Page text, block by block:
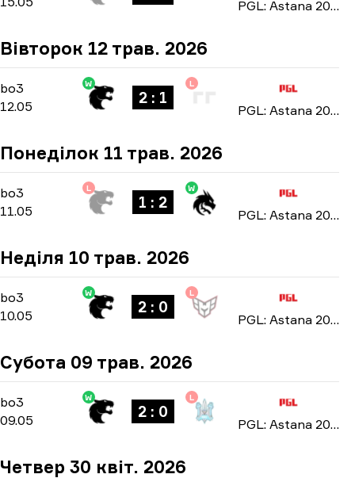
PGL: Astana 2026
Вівторок 12 трав. 2026
bo3 Group Stage-bo3
12.05
W
2 : 1
L
PGL: Astana 2026
Понеділок 11 трав. 2026
bo3 Group Stage-bo3
11.05
L
1 : 2
W
PGL: Astana 2026
Неділя 10 трав. 2026
bo3 Group Stage-bo3
10.05
W
2 : 0
L
PGL: Astana 2026
Субота 09 трав. 2026
bo3 Group Stage-bo3
09.05
W
2 : 0
L
PGL: Astana 2026
Четвер 30 квіт. 2026